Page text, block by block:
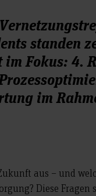
standen
Fokus: 4.
im
aus – und
Diese